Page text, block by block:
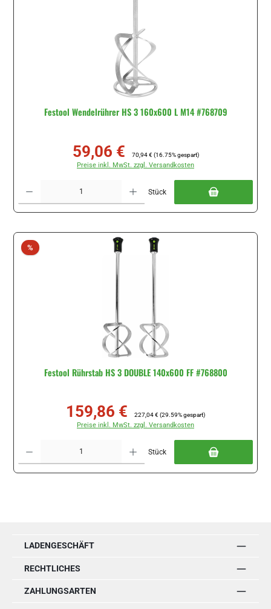
Festool Wendelrührer HS 3 160x600 L M14 #768709
Verkaufspreis:
59,06 € 70,94 € (16.75% gespart)
Preise inkl. MwSt. zzgl. Versandkosten
Stück
%Rabatt
Festool Rührstab HS 3 DOUBLE 140x600 FF #768800
Verkaufspreis:
159,86 € 227,04 € (29.59% gespart)
Preise inkl. MwSt. zzgl. Versandkosten
Stück
LADENGESCHÄFT
RECHTLICHES
ZAHLUNGSARTEN